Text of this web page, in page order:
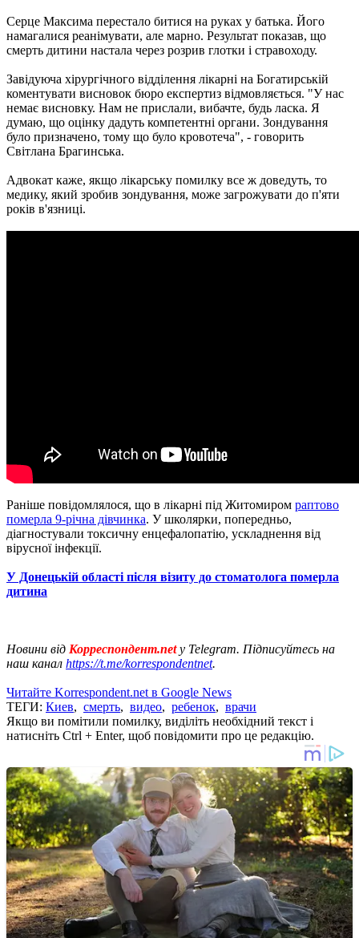
Серце Максима перестало битися на руках у батька. Його
намагалися реанімувати, але марно. Результат показав, що
смерть дитини настала через розрив глотки і стравоходу.
Завідуюча хірургічного відділення лікарні на Богатирській
коментувати висновок бюро експертиз відмовляється. "У нас
немає висновку. Нам не прислали, вибачте, будь ласка. Я
думаю, що оцінку дадуть компетентні органи. Зондування
було призначено, тому що було кровотеча", - говорить
Світлана Брагинська.
Адвокат каже, якщо лікарську помилку все ж доведуть, то
медику, який зробив зондування, може загрожувати до п'яти
років в'язниці.
Раніше повідомлялося, що в лікарні під Житомиром раптово
померла 9-річна дівчинка. У школярки, попередньо,
діагностували токсичну енцефалопатію, ускладнення від
вірусної інфекції.
У Донецькій області після візиту до стоматолога померла
дитина
Новини від Корреспондент.net у Telegram. Підписуйтесь на
наш канал https://t.me/korrespondentnet.
Читайте Korrespondent.net в Google News
ТЕГИ: Киев, смерть, видео, ребенок, врачи
Якщо ви помітили помилку, виділіть необхідний текст і
натисніть Ctrl + Enter, щоб повідомити про це редакцію.